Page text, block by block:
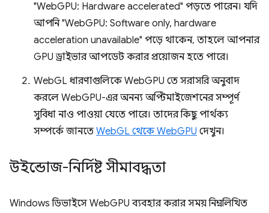
"WebGPU: Hardware accelerated" পড়তে পারেন। যদি
আপনি "WebGPU: Software only, hardware
acceleration unavailable" পড়ে থাকেন, তাহলে আপনার
GPU ড্রাইভার আপডেট করার প্রয়োজন হতে পারে।
WebGL ধারণাগুলিকে WebGPU তে সরাসরি অনুবাদ
করলে WebGPU-এর অনন্য অপ্টিমাইজেশনের সম্পূর্ণ
সুবিধা নাও পাওয়া যেতে পারে। তাদের কিছু পার্থক্য
সম্পর্কে জানতে WebGL থেকে WebGPU দেখুন।
উইন্ডোজ-নির্দিষ্ট সীমাবদ্ধতা
Windows ডিভাইসে WebGPU ব্যবহার করার সময় নিম্নলিখিত